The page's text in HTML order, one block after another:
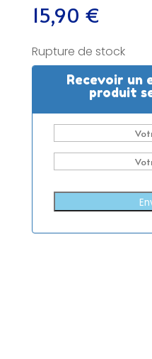
15,90 €
Rupture de stock
Recevoir un
produit